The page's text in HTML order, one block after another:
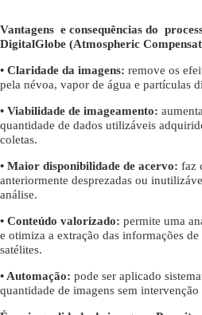
Vantagens e consequências do
DigitalGlobe (Atmospheric
• Claridade da imagens: remove os
pela névoa, vapor de água e partículas
• Viabilidade de imageamento:
quantidade de dados utilizáveis
coletas.
• Maior disponibilidade de acervo: faz
anteriormente desprezadas ou
análise.
• Conteúdo valorizado: permite uma
e otimiza a extração das informações de
satélites.
• Automação: pode ser aplicado
quantidade de imagens sem intervenção